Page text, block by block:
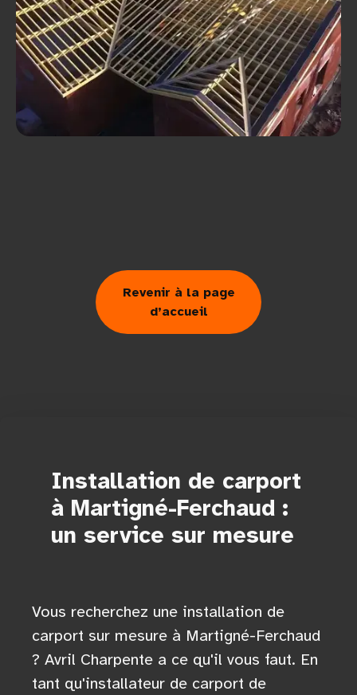
Revenir à la page
d’accueil
Installation de carport
à Martigné-Ferchaud :
un service sur mesure
Vous recherchez une installation de
carport sur mesure à Martigné-Ferchaud
? Avril Charpente a ce qu'il vous faut. En
tant qu'installateur de carport de